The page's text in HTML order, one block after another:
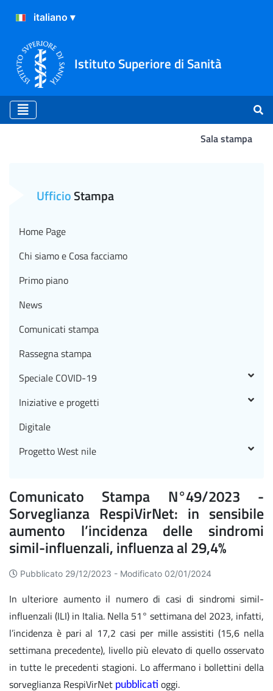
Istituto Superiore di Sanità
Sala stampa
Comunicato Stampa N°49/2023 -
Sorveglianza RespiVirNet: in sensibile
aumento l’incidenza delle sindromi
simil-influenzali, influenza al 29,4%
Pubblicato 29/12/2023 - Modificato 02/01/2024
In ulteriore aumento il numero di casi di sindromi simil-
influenzali (ILI) in Italia. Nella 51° settimana del 2023, infatti,
l’incidenza è pari al 17,2 casi per mille assistiti (15,6 nella
settimana precedente), livello più elevato di quello osservato
in tutte le precedenti stagioni. Lo affermano i bollettini della
sorveglianza RespiVirNet pubblicati oggi.
UfficioStampa
Home Page
Chi siamo e Cosa facciamo
Primo piano
News
Comunicati stampa
Rassegna stampa
Speciale COVID-19
Iniziative e progetti
Digitale
Progetto West nile